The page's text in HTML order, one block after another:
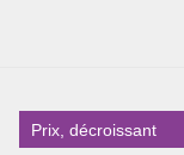
Prix, décroissant